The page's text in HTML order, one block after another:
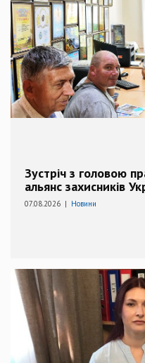
Зустріч з головою
альянс захисників
07.08.2026 | Новини